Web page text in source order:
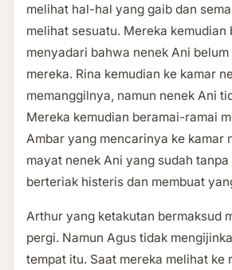
melihat hal-hal yang gaib dan
melihat sesuatu. Mereka kemudian
menyadari bahwa nenek Ani
mereka. Rina kemudian ke kamar
memanggilnya, namun nenek Ani
Mereka kemudian beramai-ramai
Ambar yang mencarinya ke kamar
mayat nenek Ani yang sudah tanpa
berteriak histeris dan membuat
Arthur yang ketakutan bermaksud
pergi. Namun Agus tidak
tempat itu. Saat mereka melihat ke